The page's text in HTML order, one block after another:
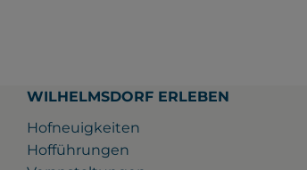
WILHELMSDORF ERLEBEN
Hofneuigkeiten
Hofführungen